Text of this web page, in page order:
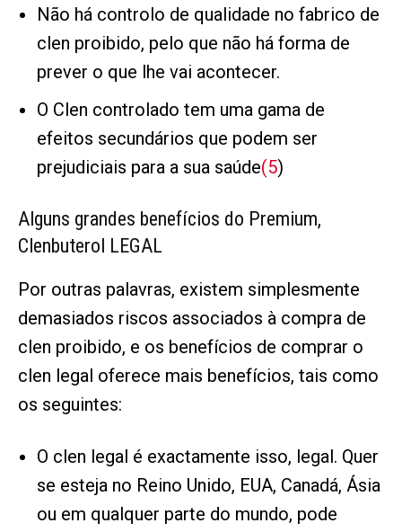
Não há controlo de qualidade no fabrico de
clen proibido, pelo que não há forma de
prever o que lhe vai acontecer.
O Clen controlado tem uma gama de
efeitos secundários que podem ser
prejudiciais para a sua saúde(5)
Alguns grandes benefícios do Premium,
Clenbuterol LEGAL
Por outras palavras, existem simplesmente
demasiados riscos associados à compra de
clen proibido, e os benefícios de comprar o
clen legal oferece mais benefícios, tais como
os seguintes:
O clen legal é exactamente isso, legal. Quer
se esteja no Reino Unido, EUA, Canadá, Ásia
ou em qualquer parte do mundo, pode